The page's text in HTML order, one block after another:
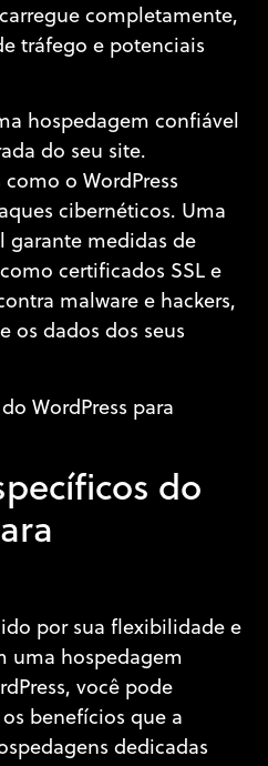
completamente,
tráfego e potenciais
hospedagem confiável
do seu site.
o WordPress
cibernéticos. Uma
garante medidas de
certificados SSL e
malware e hackers,
os dados dos seus
WordPress para
do
por sua flexibilidade e
uma hospedagem
você pode
benefícios que a
dedicadas